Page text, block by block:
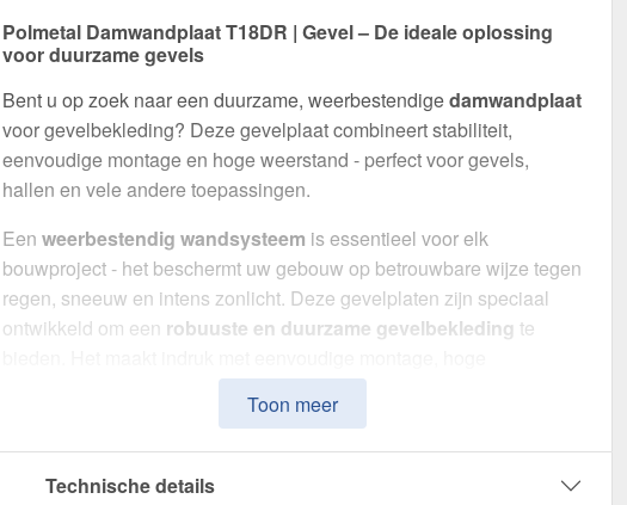
Polmetal Damwandplaat T18DR | Gevel – De ideale oplossing
voor duurzame gevels
Bent u op zoek naar een duurzame, weerbestendigedamwandplaat
voor gevelbekleding? Deze gevelplaat combineert stabiliteit,
eenvoudige montage en hoge weerstand - perfect voor gevels,
hallen en vele andere toepassingen.
Een weerbestendig wandsysteem is essentieel voor elk
bouwproject - het beschermt uw gebouw op betrouwbare wijze tegen
regen, sneeuw en intens zonlicht. Deze gevelplaten zijn speciaal
ontwikkeld om een robuuste en duurzame gevelbekleding te
duurzaamheid en een bestendige coating.
met eenmateriaaldikte van 0,40 mm
effectieve werkende breedte van 1,10 m
Toon meer
Technische details